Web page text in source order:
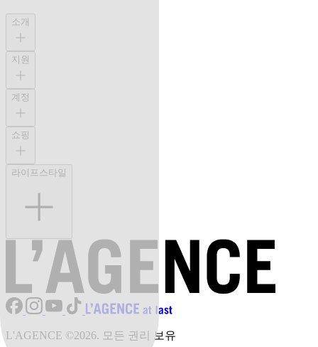
소개
지원
계정
쇼핑
라이프스타일
L'AGENCE ©2026. 모든 권리 보유